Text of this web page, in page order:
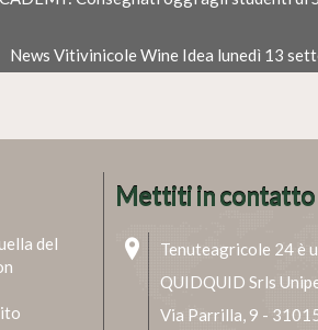
News Vitivinicole Wine Idea lunedì 13
del
Mettiti in contatto
Tenuteagricole 24 è
QUIDQUID Srls
Via Parrilla, 9 -